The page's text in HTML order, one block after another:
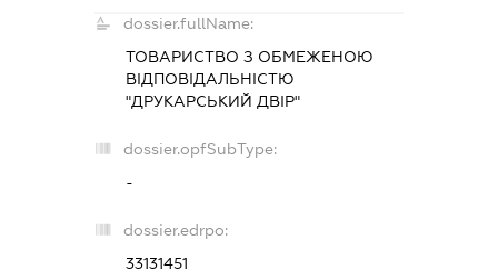
dossier.fullName:
ТОВАРИСТВО З ОБМЕЖЕНОЮ
ВІДПОВІДАЛЬНІСТЮ
"ДРУКАРСЬКИЙ ДВІР"
dossier.opfSubType:
-
dossier.edrpo:
33131451